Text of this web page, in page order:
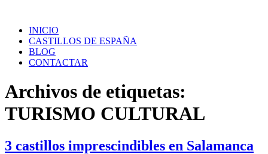
contenidoINICIO
CASTILLOS DE ESPAÑA
BLOG
CONTACTAR
Archivos de etiquetas:
TURISMO CULTURAL
3 castillos imprescindibles en Salamanca